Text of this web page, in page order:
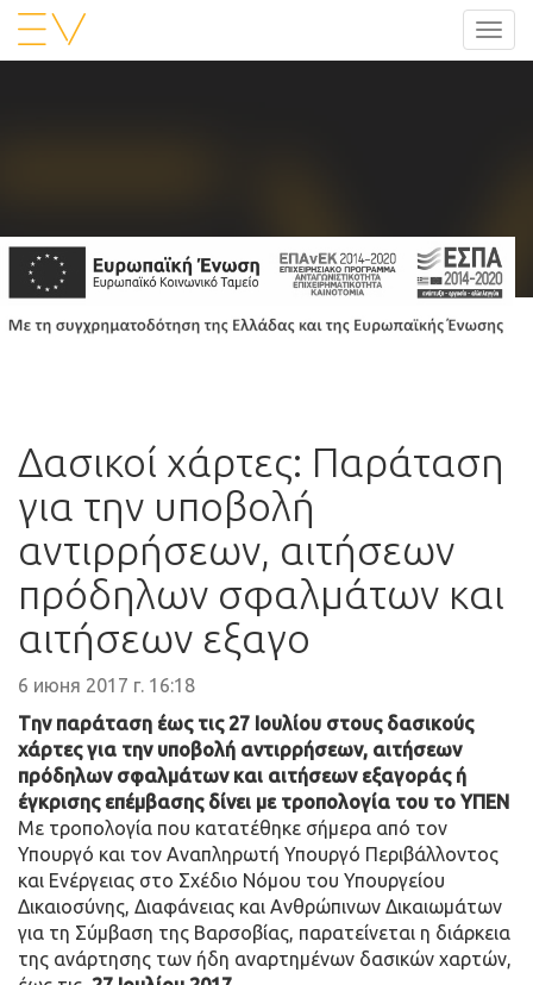
Δασικοί χάρτες: Παράταση
για την υποβολή
αντιρρήσεων, αιτήσεων
πρόδηλων σφαλμάτων και
αιτήσεων εξαγο
6 июня 2017 г. 16:18
Tην παράταση έως τις 27 Ιουλίου στους δασικούς
χάρτες για την υποβολή αντιρρήσεων, αιτήσεων
πρόδηλων σφαλμάτων και αιτήσεων εξαγοράς ή
έγκρισης επέμβασης δίνει με τροπολογία του το ΥΠΕΝ
Με τροπολογία που κατατέθηκε σήμερα από τον
Υπουργό και τον Αναπληρωτή Υπουργό Περιβάλλοντος
και Ενέργειας στο Σχέδιο Νόμου του Υπουργείου
Δικαιοσύνης, Διαφάνειας και Ανθρώπινων Δικαιωμάτων
για τη Σύμβαση της Βαρσοβίας, παρατείνεται η διάρκεια
της ανάρτησης των ήδη αναρτημένων δασικών χαρτών,